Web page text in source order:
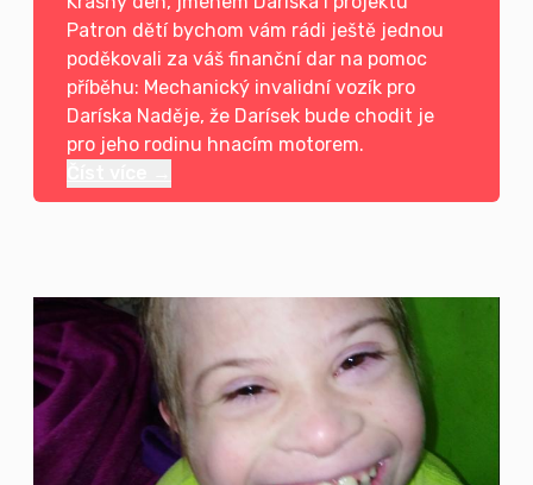
Patron dětí bychom vám rádi ještě jednou
poděkovali za váš finanční dar na pomoc
příběhu: Mechanický invalidní vozík pro
Daríska Naděje, že Darísek bude chodit je
pro jeho rodinu hnacím motorem.